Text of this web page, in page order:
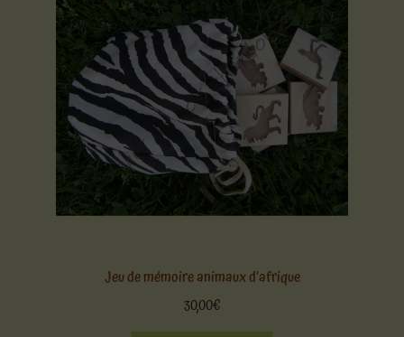
Jeu de mémoire animaux d’afrique
30,00€